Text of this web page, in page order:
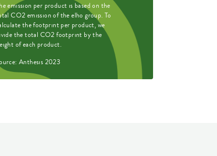
emission per product is based on the
CO2 emission of the elho group. To
the footprint per product, we
the total CO2 footprint by the
of each product.
Anthesis 2023